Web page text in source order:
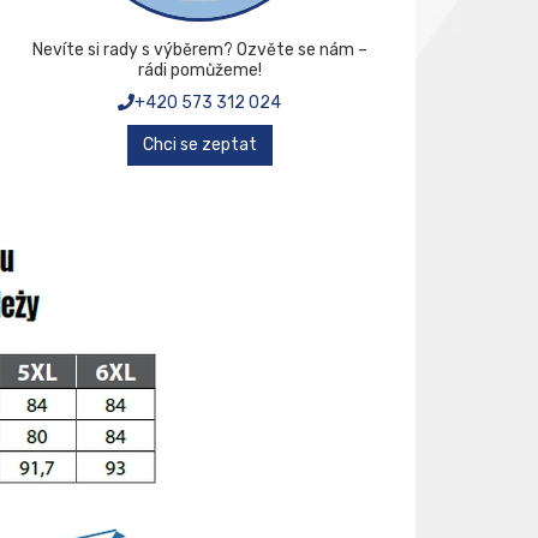
Nevíte si rady s výběrem? Ozvěte se nám –
rádi pomůžeme!
+420 573 312 024
Chci se zeptat